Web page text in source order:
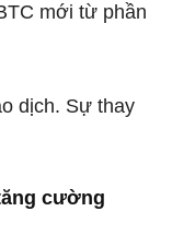
mới từ phần
dịch. Sự thay
cường